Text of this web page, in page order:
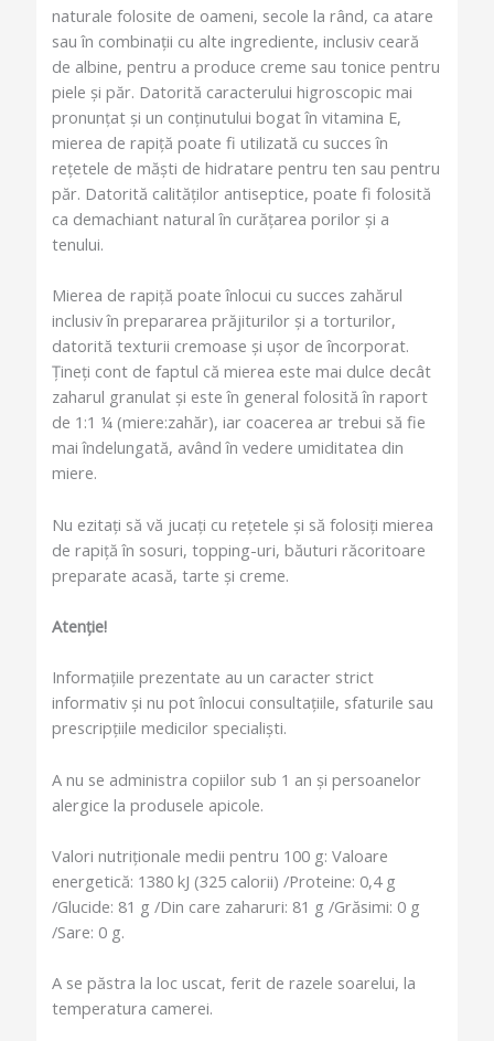
naturale folosite de oameni, secole la rând, ca atare
sau în combinații cu alte ingrediente, inclusiv ceară
de albine, pentru a produce creme sau tonice pentru
piele și păr. Datorită caracterului higroscopic mai
pronunțat și un conținutului bogat în vitamina E,
mierea de rapiță poate fi utilizată cu succes în
rețetele de măști de hidratare pentru ten sau pentru
păr. Datorită calităților antiseptice, poate fi folosită
ca demachiant natural în curățarea porilor și a
tenului.
Mierea de rapiță poate înlocui cu succes zahărul
inclusiv în prepararea prăjiturilor și a torturilor,
datorită texturii cremoase și ușor de încorporat.
Țineți cont de faptul că mierea este mai dulce decât
zaharul granulat și este în general folosită în raport
de 1:1 ¼ (miere:zahăr), iar coacerea ar trebui să fie
mai îndelungată, având în vedere umiditatea din
miere.
Nu ezitați să vă jucați cu rețetele și să folosiți mierea
de rapiță în sosuri, topping-uri, băuturi răcoritoare
preparate acasă, tarte și creme.
Atenție!
Informațiile prezentate au un caracter strict
informativ și nu pot înlocui consultațiile, sfaturile sau
prescripțiile medicilor specialiști.
A nu se administra copiilor sub 1 an și persoanelor
alergice la produsele apicole.
Valori nutriționale medii pentru 100 g: Valoare
energetică: 1380 kJ (325 calorii) /Proteine: 0,4 g
/Glucide: 81 g /Din care zaharuri: 81 g /Grăsimi: 0 g
/Sare: 0 g.
A se păstra la loc uscat, ferit de razele soarelui, la
temperatura camerei.